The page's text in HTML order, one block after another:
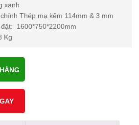
xanh
Thép mạ kẽm 114mm & 3 mm
1600*750*2200mm
Kg